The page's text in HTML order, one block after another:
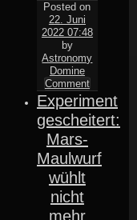
Posted on
22. Juni
2022 07:48
by
Astronomy
Domine
Comment
Experiment
gescheitert:
Mars-
Maulwurf
wühlt
nicht
mehr